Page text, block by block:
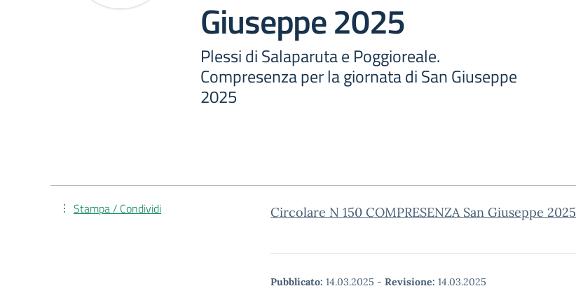
Giuseppe 2025
Plessi di Salaparuta e Poggioreale.
Compresenza per la giornata di San Giuseppe
2025
Circolare N 150 COMPRESENZA San Giuseppe 2025
Pubblicato: 14.03.2025 - Revisione: 14.03.2025
Stampa / Condividi